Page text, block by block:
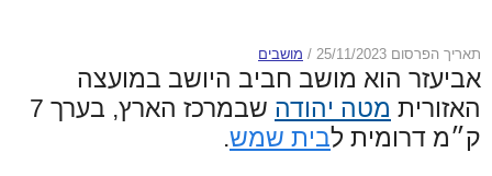
תאריך הפרסום 25/11/2023 / מושבים
אביעזר הוא מושב חביב היושב במועצה
האזורית מטה יהודה
שבמרכז הארץ, בערך 7
ק״מ דרומית לבית שמש.